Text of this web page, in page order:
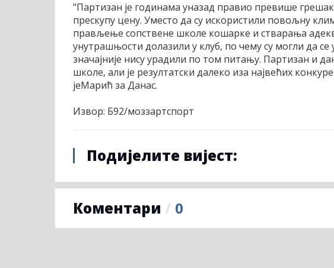
"Партизан је годинама уназад правио превише
прескупу цену. Уместо да су искористили повољну
прављење сопствене школе кошарке и стварања
унутрашњости долазили у клуб, по чему су могли да
значајније нису урадили по том питању. Партизан и
школе, али је резултатски далеко иза највећих
јеМарић за Данас.
Извор: Б92/моззартспорт
Подијелите вијест:
Коментари / 0